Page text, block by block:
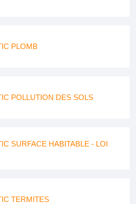
PLOMB
POLLUTION DES SOLS
SURFACE HABITABLE - LOI
TERMITES